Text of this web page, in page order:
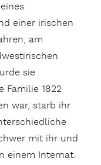
einer irischen
am
sie
Familie 1822
war, starb ihr
mit ihr und
einem Internat.